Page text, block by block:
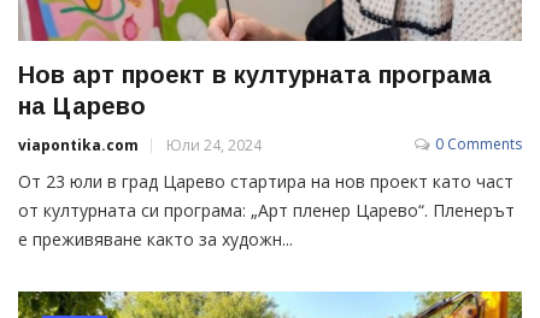
Нов арт проект в културната програма
на Царево
viapontika.com Юли 24, 2024 0 Comments
От 23 юли в град Царево стартира на нов проект като част
от културната си програма: „Арт пленер Царево“. Пленерът
е преживяване както за художн...